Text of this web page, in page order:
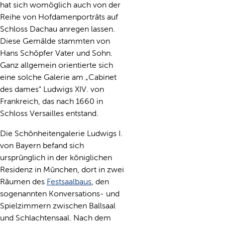
hat sich womöglich auch von der
Reihe von Hofdamenporträts auf
Schloss Dachau anregen lassen.
Diese Gemälde stammten von
Hans Schöpfer Vater und Sohn.
Ganz allgemein orientierte sich
eine solche Galerie am „Cabinet
des dames“ Ludwigs XIV. von
Frankreich, das nach 1660 in
Schloss Versailles entstand.
Die Schönheitengalerie Ludwigs I.
von Bayern befand sich
ursprünglich in der königlichen
Residenz in München, dort in zwei
Räumen des Festsaalbaus , den
sogenannten Konversations- und
Spielzimmern zwischen Ballsaal
und Schlachtensaal. Nach dem